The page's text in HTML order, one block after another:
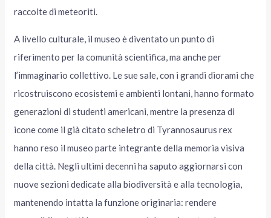
raccolte di meteoriti.
A livello culturale, il museo è diventato un punto di
riferimento per la comunità scientifica, ma anche per
l’immaginario collettivo. Le sue sale, con i grandi diorami che
ricostruiscono ecosistemi e ambienti lontani, hanno formato
generazioni di studenti americani, mentre la presenza di
icone come il già citato scheletro di Tyrannosaurus rex
hanno reso il museo parte integrante della memoria visiva
della città. Negli ultimi decenni ha saputo aggiornarsi con
nuove sezioni dedicate alla biodiversità e alla tecnologia,
mantenendo intatta la funzione originaria: rendere